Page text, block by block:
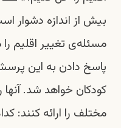
بیش از اندازه دشوار
مسئله‌ی تغییر اقلیم
پاسخ دادن به این
کودکان خواهد شد.
مختلف را ارائه کنند: